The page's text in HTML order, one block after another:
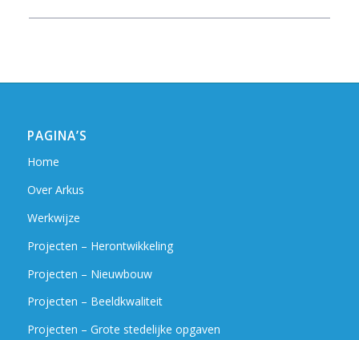
PAGINA’S
Home
Over Arkus
Werkwijze
Projecten – Herontwikkeling
Projecten – Nieuwbouw
Projecten – Beeldkwaliteit
Projecten – Grote stedelijke opgaven